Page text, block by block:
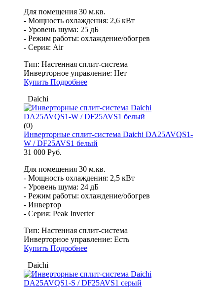
Для помещения 30 м.кв.
- Мощность охлаждения: 2,6 кВт
- Уровень шума: 25 дБ
- Режим работы: охлаждение/обогрев
- Серия: Air
Тип: Настенная сплит-система
Инверторное управление: Нет
Купить Подробнее
Daichi
(0)
Инверторные сплит-система Daichi DA25AVQS1-
W / DF25AVS1 белый
31 000 Руб.
Для помещения 30 м.кв.
- Мощность охлаждения: 2,5 кВт
- Уровень шума: 24 дБ
- Режим работы: охлаждение/обогрев
- Инвертор
- Серия: Peak Inverter
Тип: Настенная сплит-система
Инверторное управление: Есть
Купить Подробнее
Daichi